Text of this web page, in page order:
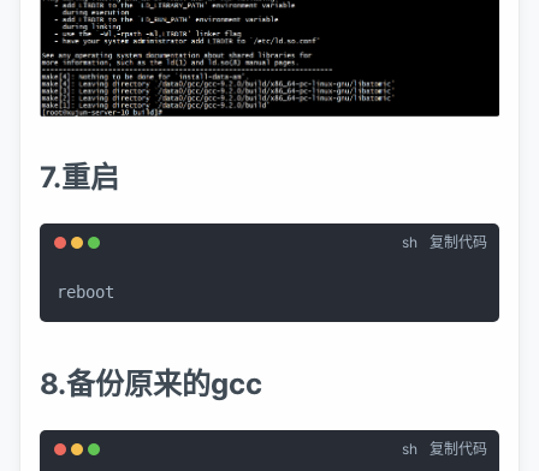
7.重启
sh 复制代码
reboot
8.备份原来的gcc
sh 复制代码